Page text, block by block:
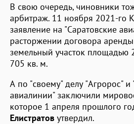
В свою очередь, чиновники
арбитраж. 11 ноября 2021-го
заявление на "Саратовские
расторжении договора
земельный участок площадью
705 кв. м.
А по "своему" делу "Агророс" и
авиалинии" заключили
которое 1 апреля прошлого
Елистратов утвердил.